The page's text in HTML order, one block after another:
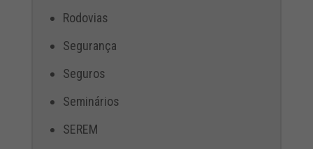
Rodovias
Segurança
Seguros
Seminários
SEREM